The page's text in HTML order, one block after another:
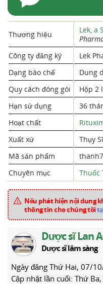
Thương hiệu Lek, a
Công ty đăng ký
Lek
Dạng bào chế
Dung
Quy cách đóng gói
Hộp 2
Hạn sử dụng
36
Hoạt chất
Xuất xứ
Thụy Sĩ
Mã sản phẩm
Chuyên mục
Thuốc
Nếu phát hiện nội dung
thông tin cho chúng tôi
Dược sĩ Lan
Dược sĩ lâm sàng
Ngày đăng Thứ Hai, 07/
Cập nhật lần cuối: Thứ